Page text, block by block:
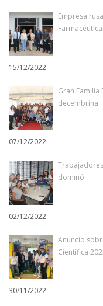
Empresa
15/12/2022
Gran
decembrina
07/12/2022
dominó
02/12/2022
Anuncio
Científica
30/11/2022